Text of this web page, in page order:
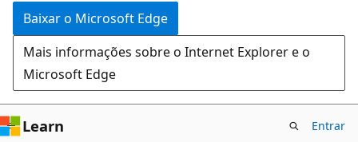
Baixar o Microsoft Edge
Mais informações sobre o Internet Explorer e o
Microsoft Edge
Learn Entrar